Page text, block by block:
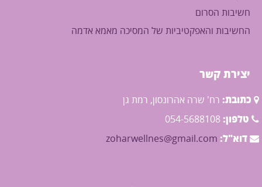
חשיבות הסרום
החשיבות והאפקטיביות של המסיכה מאמא אדמה
יצירת קשר
כתובת: רח' שרה אהרונסון, רמת גן
טלפון: 054-5688108
דוא"ל: zoharwellnes@gmail.com